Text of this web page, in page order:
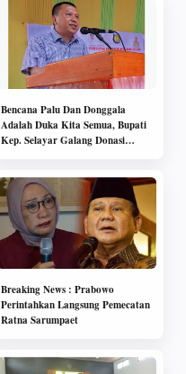
Bencana Palu Dan Donggala
Adalah Duka Kita Semua, Bupati
Kep. Selayar Galang Donasi
Breaking News : Prabowo
Perintahkan Langsung Pemecatan
Ratna Sarumpaet